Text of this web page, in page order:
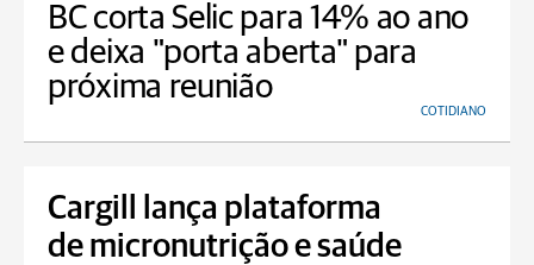
BC corta Selic para 14% ao ano
e deixa "porta aberta" para
próxima reunião
COTIDIANO
Cargill lança plataforma
de micronutrição e saúde